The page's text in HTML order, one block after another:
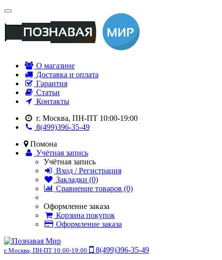
О магазине
Доставка и оплата
Гарантия
Статьи
Контакты
г. Москва, ПН-ПТ 10:00-19:00
8(499)396-35-49
Помона
Учётная запись
Учётная запись
Вход / Регистрация
Закладки (0)
Сравнение товаров (0)
Оформление заказа
Корзина покупок
Оформление заказа
г. Москва, ПН-ПТ 10:00-19:00
8(499)396-35-49